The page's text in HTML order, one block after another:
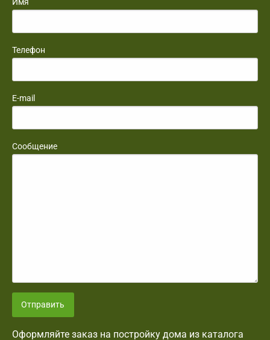
Имя
Телефон
E-mail
Сообщение
Отправить
Оформляйте заказ на постройку дома из каталога